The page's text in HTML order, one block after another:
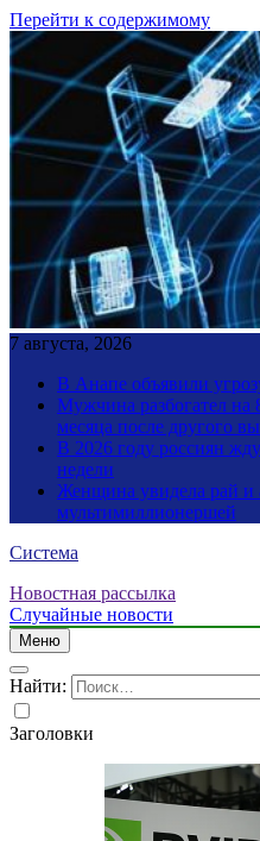
Перейти к содержимому
7 августа, 2026
В Анапе объявили
Мужчина разбогател на
месяца после другого
В 2026 году россиян
недели
Женщина увидела рай и
мультимиллионершей
Система
Новостная рассылка
Случайные новости
Меню
Найти:
Заголовки